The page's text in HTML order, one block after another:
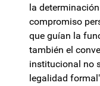
la
compromiso
que guían la
también el
institucional no
legalidad